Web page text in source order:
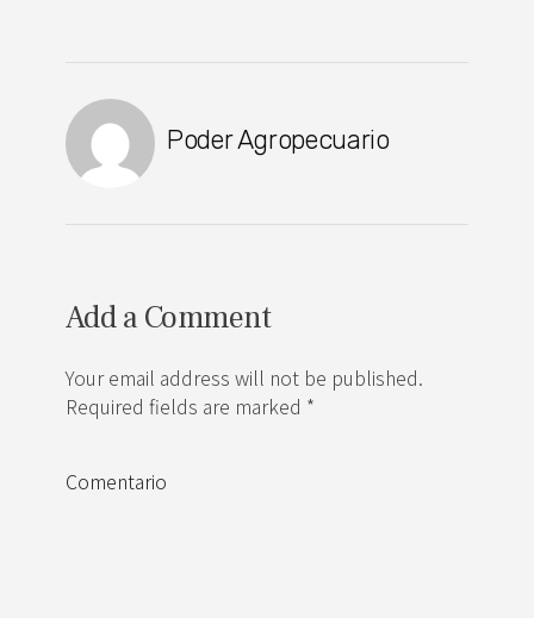
Poder Agropecuario
Add a Comment
Your email address will not be published.
Required fields are marked *
Comentario